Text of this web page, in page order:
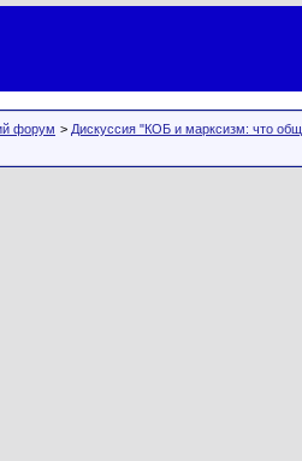
форум > Дискуссия "КОБ и марксизм: что